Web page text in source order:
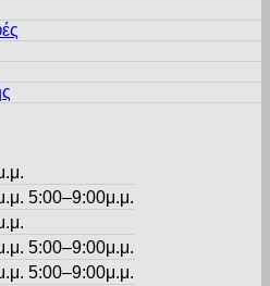
5:00–9:00μ.μ.
5:00–9:00μ.μ.
5:00–9:00μ.μ.